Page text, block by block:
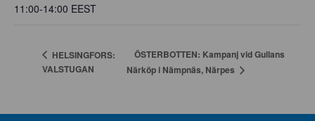
11:00-14:00 EEST
HELSINGFORS:
VALSTUGAN
ÖSTERBOTTEN: Kampanj vid Gullans
Närköp i Nämpnäs, Närpes